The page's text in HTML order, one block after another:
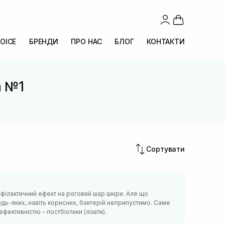
БРЕНДИ ПРО НАС БЛОГ КОНТАКТИ
№1
Сортувати
ефект на роговий шар шкіри. Але що
яких, навіть корисних, бактерій неприпустимо. Саме
– постбіотики (лізати).